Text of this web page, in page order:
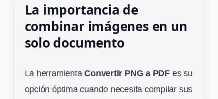
La importancia de
combinar imágenes en un
solo documento
La herramientaConvertir PNG a PDFes su
opción óptima cuando necesita compilar sus